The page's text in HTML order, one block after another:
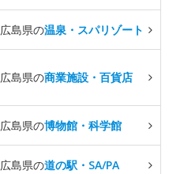
広島県の温泉・スパリゾート
広島県の商業施設・百貨店
広島県の博物館・科学館
広島県の道の駅・SA/PA